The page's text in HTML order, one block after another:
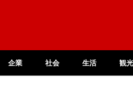
企業 社会 生活 観光